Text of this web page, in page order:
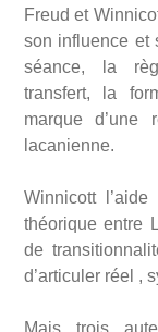
Freud et
son influence et
séance, la
transfert, la
marque d’une
lacanienne.
Winnicott
théorique entre
de
d’articuler réel ,